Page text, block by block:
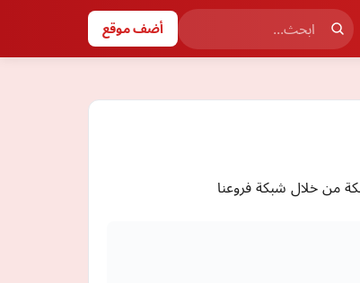
أضف موقع
من خلال شبكة فروعنا